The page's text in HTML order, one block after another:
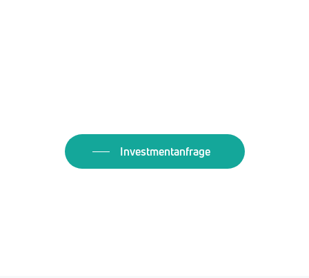
Investmentanfrage